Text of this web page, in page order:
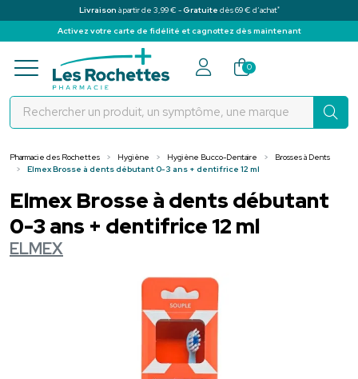
Livraison à partir de 3,99 € -Gratuite dès 69 € d’achat*
Activez votre carte de fidélité et cagnottez dès maintenant
Pharmacie des Rochettes Votre
0
Pharmacie des Rochettes Hygiène Hygiène Bucco-Dentaire
Brosses à Dents
Elmex Brosse à dents débutant 0-3 ans + dentifrice 12 ml
Elmex Brosse à dents débutant
0-3 ans + dentifrice 12 ml
ELMEX